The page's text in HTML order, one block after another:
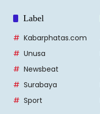
Label
Kabarphatas.com
Unusa
Newsbeat
Surabaya
Sport